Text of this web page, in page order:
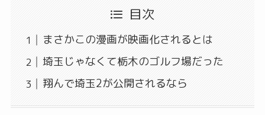
目次
まさかこの漫画が映画化されるとは
埼玉じゃなくて栃木のゴルフ場だった
翔んで埼玉2が公開されるなら